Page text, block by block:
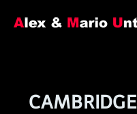
CAMBRIDGE